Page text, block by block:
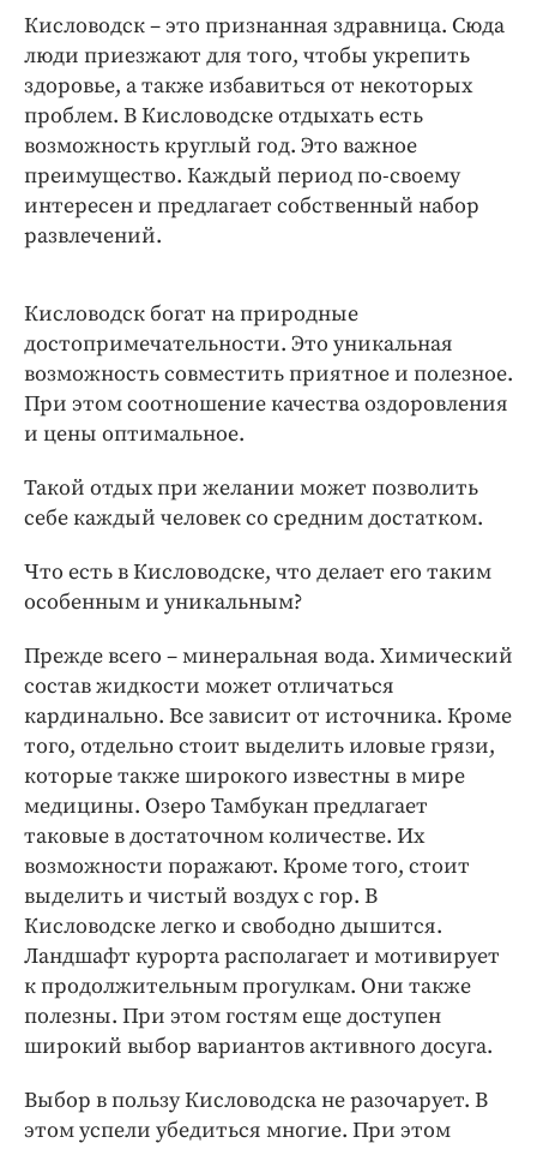
Кисловодск – это признанная здравница. Сюда
люди приезжают для того, чтобы укрепить
здоровье, а также избавиться от некоторых
проблем. В Кисловодске отдыхать есть
возможность круглый год. Это важное
преимущество. Каждый период по-своему
интересен и предлагает собственный набор
развлечений.
Кисловодск богат на природные
достопримечательности. Это уникальная
возможность совместить приятное и полезное.
При этом соотношение качества оздоровления
и цены оптимальное.
Такой отдых при желании может позволить
себе каждый человек со средним достатком.
Что есть в Кисловодске, что делает его таким
особенным и уникальным?
Прежде всего – минеральная вода. Химический
состав жидкости может отличаться
кардинально. Все зависит от источника. Кроме
того, отдельно стоит выделить иловые грязи,
которые также широкого известны в мире
медицины. Озеро Тамбукан предлагает
таковые в достаточном количестве. Их
возможности поражают. Кроме того, стоит
выделить и чистый воздух с гор. В
Кисловодске легко и свободно дышится.
Ландшафт курорта располагает и мотивирует
к продолжительным прогулкам. Они также
полезны. При этом гостям еще доступен
широкий выбор вариантов активного досуга.
Выбор в пользу Кисловодска не разочарует. В
этом успели убедиться многие. При этом